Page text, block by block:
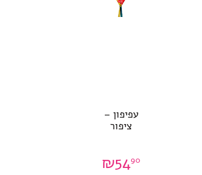
עפיפון –
ציפור
₪5490